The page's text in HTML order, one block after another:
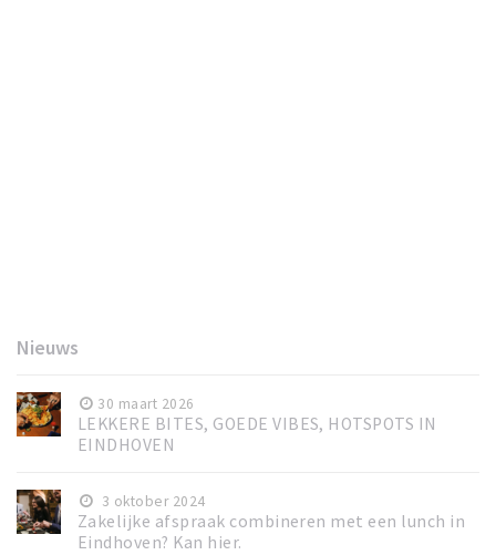
Nieuws
30 maart 2026
LEKKERE BITES, GOEDE VIBES, HOTSPOTS IN
EINDHOVEN
3 oktober 2024
Zakelijke afspraak combineren met een lunch in
Eindhoven? Kan hier.